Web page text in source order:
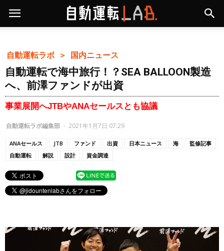
自動運転ラボ ＞ 国内ニュース
自動運転で海中旅行！？SEA BALLOON製造
へ、前澤ファンドが出資
事業展開へJTBやANAセールスとも協議
自動運転ラボ編集部 - 2021年1月7日 07:29
ANAセールス JTB ファンド 出資 日本ニュース 海
監修記事
自動運転
解説 設計 資金調達